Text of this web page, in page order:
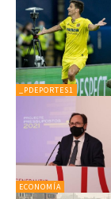
_PDEPORTES1
ECONOMÍA